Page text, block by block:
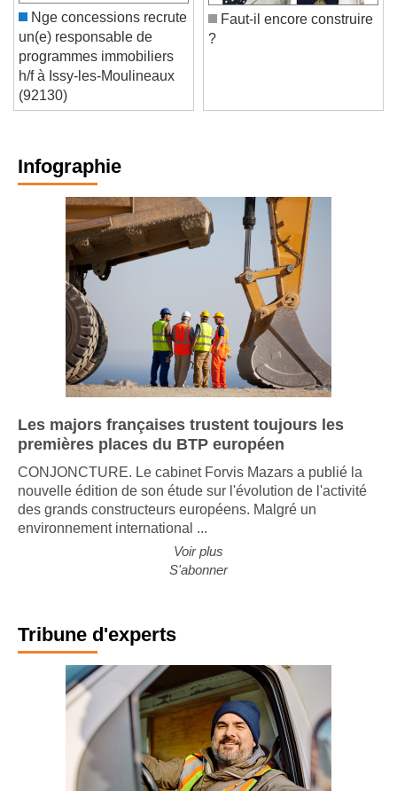
Nge concessions recrute
un(e) responsable de
programmes immobiliers
h/f à Issy-les-Moulineaux
(92130)
Infographie
Les majors françaises trustent toujours les
premières places du BTP européen
CONJONCTURE. Le cabinet Forvis Mazars a publié la
nouvelle édition de son étude sur l'évolution de l'activité
des grands constructeurs européens. Malgré un
Voir plus
Tribune d'experts